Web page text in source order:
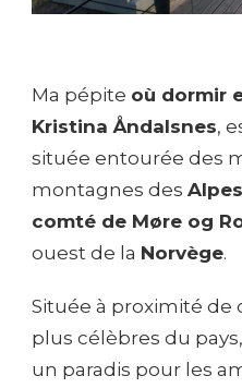
Ma pépite où dormir
Kristina Åndalsnes,
située entourée des
montagnes des
comté de Møre og
ouest de la Norvège.
Située à proximité de
plus célèbres du
un paradis pour les